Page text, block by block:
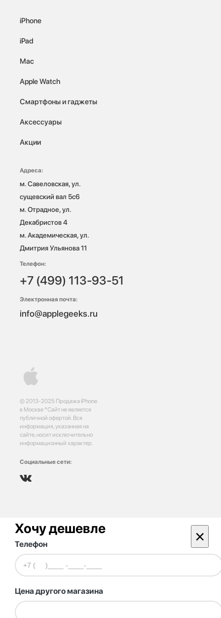
© 2013-2025 Продажа iPhone
в Москве *Сайт не является
публичной офертой. Вся
информация, указанная на
сайте, носит исключительно
информационный характер.
Социальные сети:
iPhone
iPad
Mac
Apple Watch
Смартфоны и гаджеты
Аксессуары
Акции
Адреса:
м. Савеловская, ул.
сущевский вал 5с6
м. Отрадное, ул.
Декабристов 4
м. Академическая, ул.
Дмитрия Ульянова 11
Телефон:
+7 (499) 113-93-51
Электронная почта:
info@applegeeks.ru
Хочу дешевле ×
Телефон
Цена другого магазина